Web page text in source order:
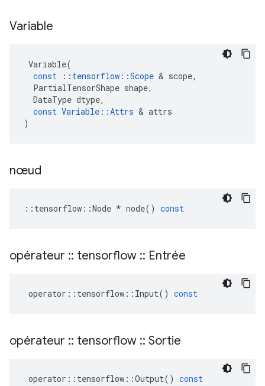
Variable
Variable(
const
:: tensorflow ::Scope & scope,
PartialTensorShape shape,
DataType dtype,
const Variable ::Attrs & attrs
)
nœud
:: tensorflow ::Node * node() const
opérateur :: tensorflow :: Entrée
operator :: tensorflow :: Input() const
opérateur :: tensorflow :: Sortie
operator :: tensorflow ::Output() const